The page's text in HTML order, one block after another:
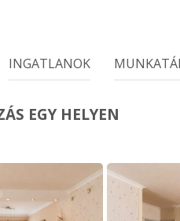
INGATLANOK
EGY HELYEN